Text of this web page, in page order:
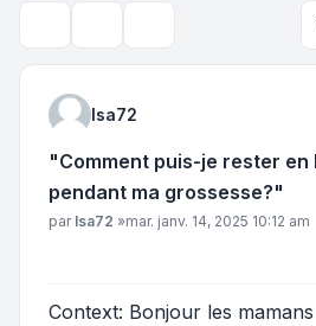
Isa72
"Comment puis-je rester en
pendant ma grossesse?"
Message
par Isa72 »mar. janv. 14, 2025 10:12 am
Context: Bonjour les